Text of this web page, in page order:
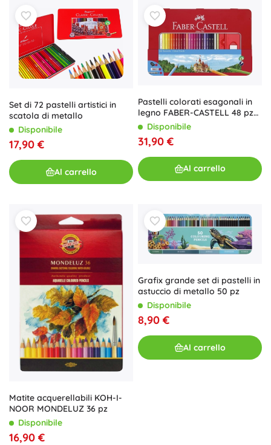
Set di 72 pastelli artistici in
scatola di metallo
Disponibile
17,90 €
Al carrello
Pastelli colorati esagonali in
legno FABER-CASTELL 48 pz
in astuccio in metallo con
temperino, gomma e matite
Disponibile
31,90 €
Al carrello
Matite acquerellabili KOH-I-
NOOR MONDELUZ 36 pz
Disponibile
16,90 €
Grafix grande set di pastelli in
astuccio di metallo 50 pz
Disponibile
8,90 €
Al carrello